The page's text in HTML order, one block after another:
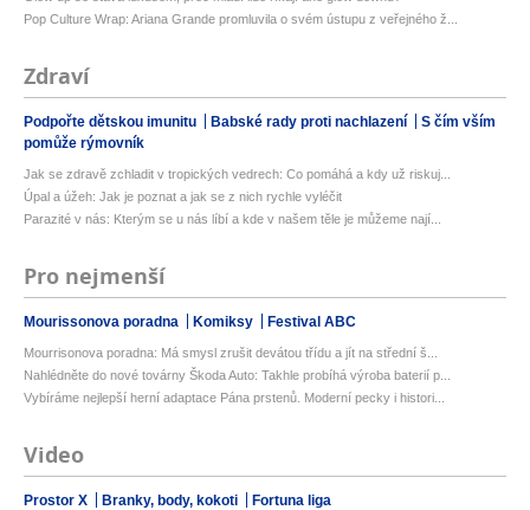
Pop Culture Wrap: Ariana Grande promluvila o svém ústupu z veřejného ž...
Zdraví
Podpořte dětskou imunitu Babské rady proti nachlazení
S čím vším
pomůže rýmovník
Jak se zdravě zchladit v tropických vedrech: Co pomáhá a kdy už riskuj...
Úpal a úžeh: Jak je poznat a jak se z nich rychle vyléčit
Parazité v nás: Kterým se u nás líbí a kde v našem těle je můžeme nají...
Pro nejmenší
Mourissonova poradna Komiksy Festival ABC
Mourrisonova poradna: Má smysl zrušit devátou třídu a jít na střední š...
Nahlédněte do nové továrny Škoda Auto: Takhle probíhá výroba baterií p...
Vybíráme nejlepší herní adaptace Pána prstenů. Moderní pecky i histori...
Video
Prostor X Branky, body, kokoti Fortuna liga